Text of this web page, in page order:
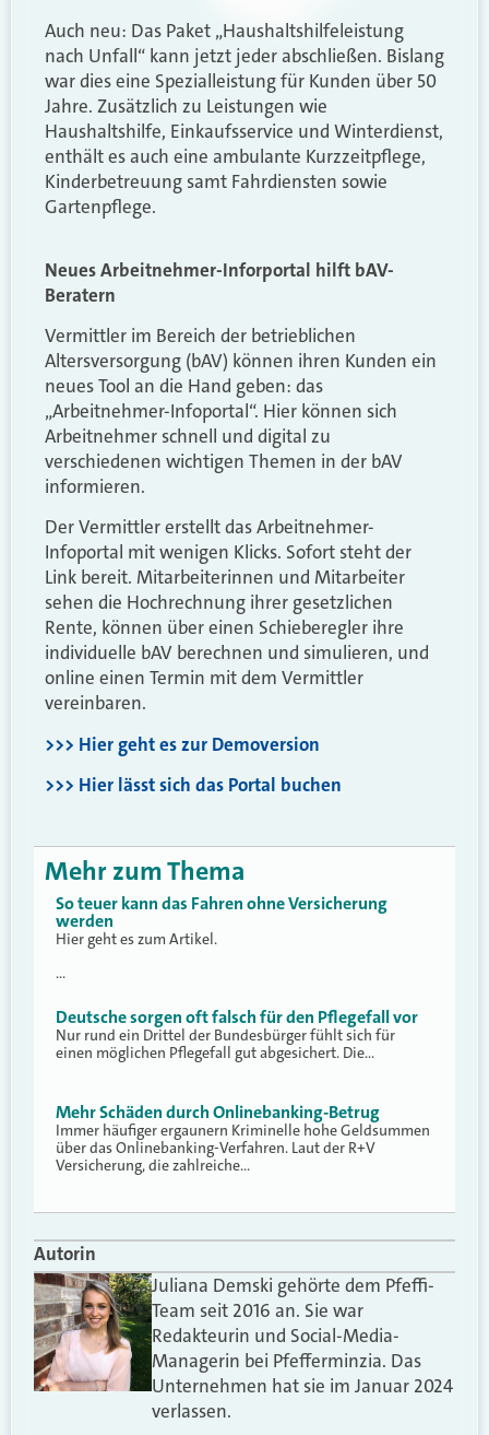
Auch neu: Das Paket „Haushaltshilfeleistung
nach Unfall“ kann jetzt jeder abschließen. Bislang
war dies eine Spezialleistung für Kunden über 50
Jahre. Zusätzlich zu Leistungen wie
Haushaltshilfe, Einkaufsservice und Winterdienst,
enthält es auch eine ambulante Kurzzeitpflege,
Kinderbetreuung samt Fahrdiensten sowie
Gartenpflege.
Neues Arbeitnehmer-Inforportal hilft bAV-
Beratern
Vermittler im Bereich der betrieblichen
Altersversorgung (bAV) können ihren Kunden ein
neues Tool an die Hand geben: das
„Arbeitnehmer-Infoportal“. Hier können sich
Arbeitnehmer schnell und digital zu
verschiedenen wichtigen Themen in der bAV
informieren.
Der Vermittler erstellt das Arbeitnehmer-
Infoportal mit wenigen Klicks. Sofort steht der
Link bereit. Mitarbeiterinnen und Mitarbeiter
sehen die Hochrechnung ihrer gesetzlichen
Rente, können über einen Schieberegler ihre
individuelle bAV berechnen und simulieren, und
online einen Termin mit dem Vermittler
vereinbaren.
>>> Hier geht es zur Demoversion
>>> Hier lässt sich das Portal buchen
Mehr zum Thema
So teuer kann das Fahren ohne Versicherung
werden
Hier geht es zum Artikel.
…
Deutsche sorgen oft falsch für den Pflegefall vor
Nur rund ein Drittel der Bundesbürger fühlt sich für
einen möglichen Pflegefall gut abgesichert. Die…
Mehr Schäden durch Onlinebanking-Betrug
Immer häufiger ergaunern Kriminelle hohe Geldsummen
über das Onlinebanking-Verfahren. Laut der R+V
Versicherung, die zahlreiche…
Autorin
Juliana Demski gehörte dem Pfeffi-
Team seit 2016 an. Sie war
Redakteurin und Social-Media-
Managerin bei Pfefferminzia. Das
Unternehmen hat sie im Januar 2024
verlassen.